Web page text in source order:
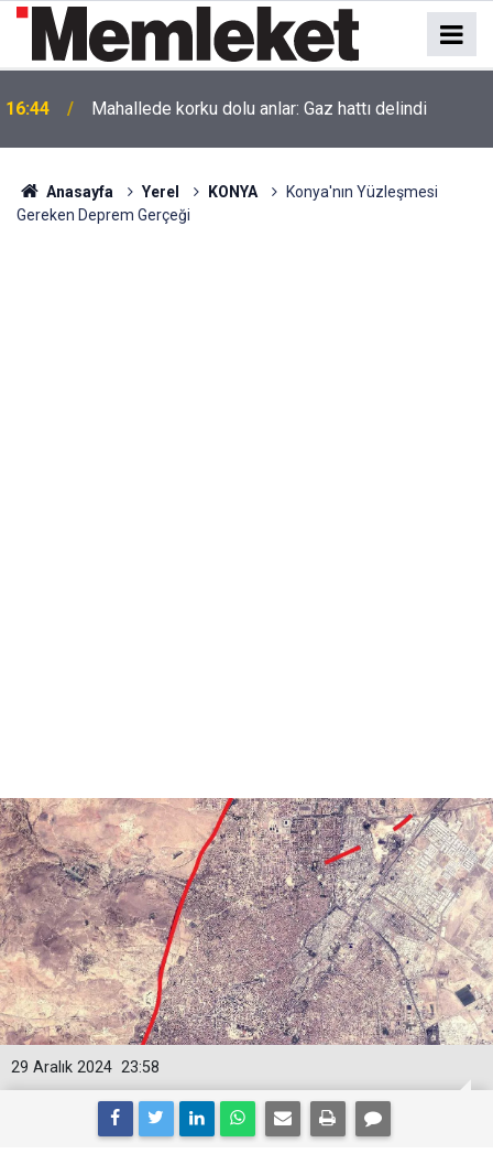
16:44 Mahallede korku dolu anlar: Gaz hattı delindi
Anasayfa Yerel KONYA
Konya'nın Yüzleşmesi
Gereken Deprem Gerçeği
23:58
29 Aralık 2024